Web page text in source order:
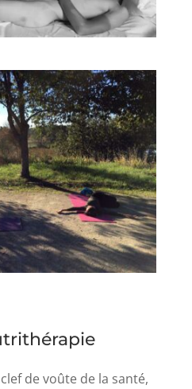
de voûte de la santé,